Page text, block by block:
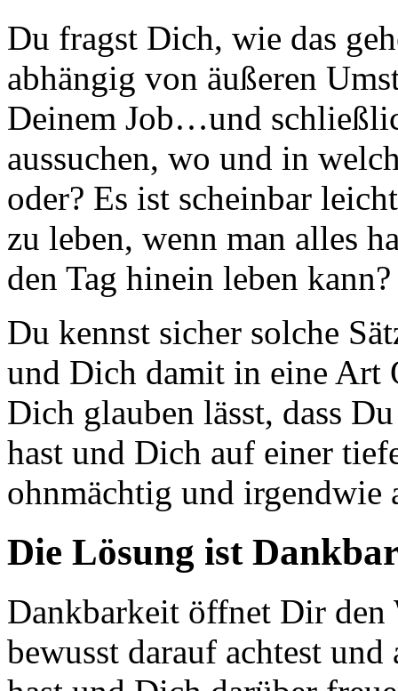
Du fragst Dich, wie das
abhängig von äußeren
Deinem Job…und
aussuchen, wo und in
oder? Es ist scheinbar
zu leben, wenn man alles
den Tag hinein leben kann?
Du kennst sicher solche
und Dich damit in eine Art
Dich glauben lässt, dass
hast und Dich auf einer
ohnmächtig und irgendwie
Die Lösung ist
Dankbarkeit öffnet Dir
bewusst darauf achtest